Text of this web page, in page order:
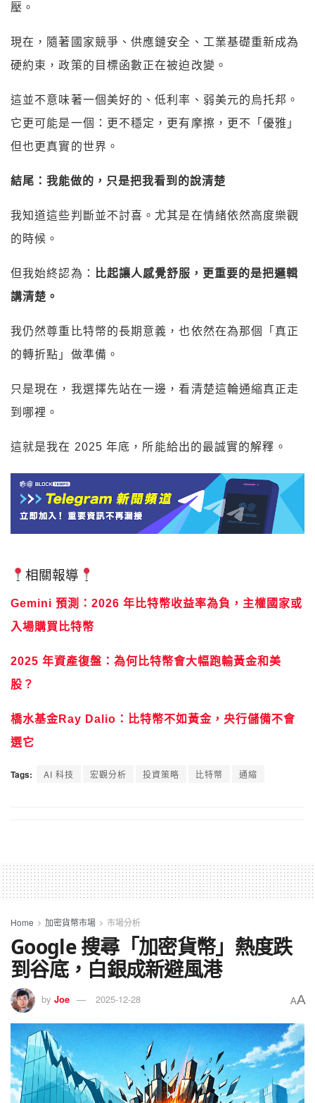
壓。
現在，隨著國家競爭、供應鏈安全、工業基礎重新成為
硬約束，政策的目標函數正在被迫改變。
這並不意味著一個美好的、低利率、弱美元的烏托邦。
它更可能是一個：更不穩定，更有摩擦，更不「優雅」
但也更真實的世界。
結尾：我能做的，只是把我看到的說清楚
我知道這些判斷並不討喜。尤其是在情緒依然高度樂觀
的時候。
但我始終認為：
比起讓人感覺舒服，更重要的是把邏輯
講清楚。
我仍然尊重比特幣的長期意義，也依然在為那個「真正
的轉折點」做準備。
只是現在，我選擇先站在一邊，看清楚這輪通縮真正走
到哪裡。
這就是我在 2025 年底，所能給出的最誠實的解釋。
相關報導
Gemini 預測：2026 年比特幣收益率為負，主權國家或
入場購買比特幣
2025 年資產復盤：為何比特幣會大幅跑輸黃金和美
股？
橋水基金Ray Dalio：比特幣不如黃金，央行儲備不會
選它
Tags: AI 科技 宏觀分析 投資策略 比特幣 通縮
Home 加密貨幣市場 市場分析
Google 搜尋「加密貨幣」熱度跌
到谷底，白銀成新避風港
by Joe 2025-12-28 AA